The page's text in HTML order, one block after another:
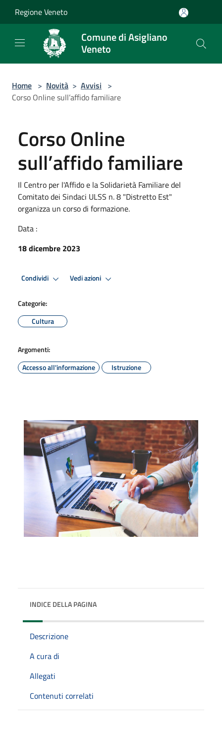
Regione Veneto
Comune di Asigliano
Veneto
Home > Novità > Avvisi >
Corso Online sull’affido familiare
Corso Online
sull’affido familiare
Il Centro per l'Affido e la Solidarietà Familiare del
Comitato dei Sindaci ULSS n. 8 "Distretto Est"
organizza un corso di formazione.
Data :
18 dicembre 2023
Condividi Vedi azioni
Categorie:
Cultura
Argomenti:
Accesso all'informazione
Istruzione
INDICE DELLA PAGINA
Descrizione
A cura di
Allegati
Contenuti correlati